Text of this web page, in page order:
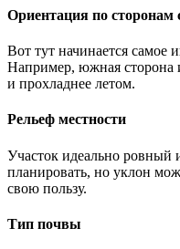
Ориентация по сторонам
Вот тут начинается самое
Например, южная сторона
и прохладнее летом.
Рельеф местности
Участок идеально ровный
планировать, но уклон
свою пользу.
Тип почвы